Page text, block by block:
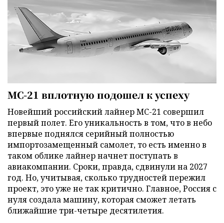
МС-21 вплотную подошел к успеху
Новейший российский лайнер МС-21 совершил
первый полет. Его уникальность в том, что в небо
впервые поднялся серийный полностью
импортозамещенный самолет, то есть именно в
таком облике лайнер начнет поступать в
авиакомпании. Сроки, правда, сдвинули на 2027
год. Но, учитывая, сколько трудностей пережил
проект, это уже не так критично. Главное, Россия с
нуля создала машину, которая сможет летать
ближайшие три-четыре десятилетия.